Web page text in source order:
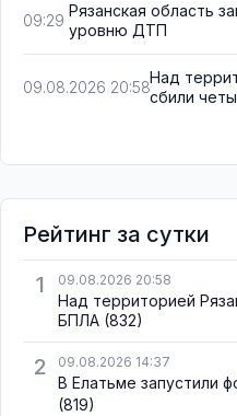
09:29
Рязанская область
уровню ДТП
09.08.2026 20:58
Над
сбили
Рейтинг за сутки
1
09.08.2026 20:58
Над территорией
БПЛА (832)
2 09.08.2026 14:37
В Елатьме запустили
(819)